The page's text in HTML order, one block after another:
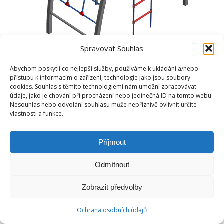
Spravovat Souhlas
Abychom poskytli co nejlepší služby, používáme k ukládání a/nebo
přístupu k informacím o zařízení, technologie jako jsou soubory
cookies. Souhlas s těmito technologiemi nám umožní zpracovávat
údaje, jako je chování při procházení nebo jedinečná ID na tomto webu.
Nesouhlas nebo odvolání souhlasu může nepříznivě ovlivnit určité
vlastnosti a funkce.
Příjmout
Odmítnout
Zobrazit předvolby
Ochrana osobních údajů